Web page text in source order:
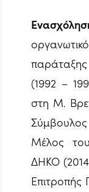
(1992 –
στη Μ.
Μέλος
ΔΗΚΟ
Επιτροπής